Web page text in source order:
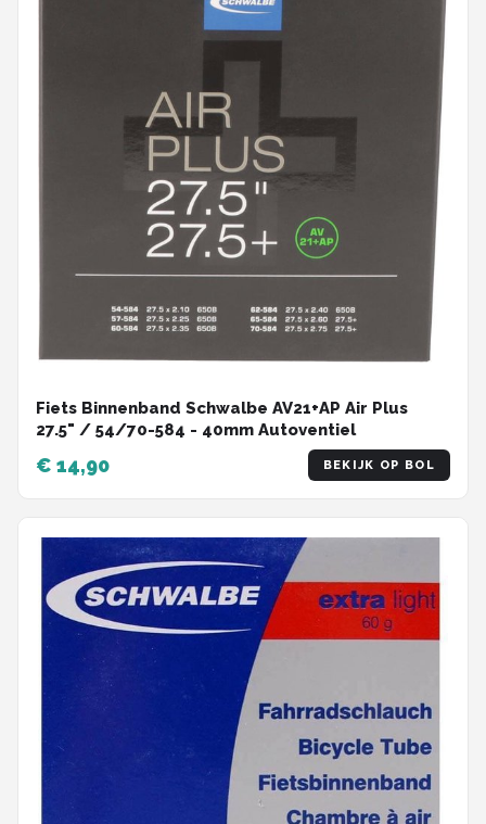
Fiets Binnenband Schwalbe AV21+AP Air Plus
27.5" / 54/70-584 - 40mm Autoventiel
€ 14,90 BEKIJK OP BOL